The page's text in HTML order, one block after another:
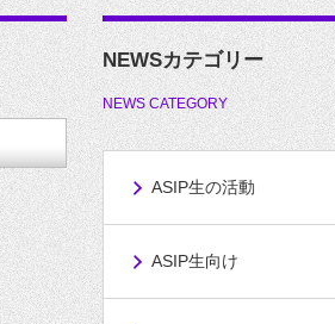
NEWSカテゴリー
NEWS CATEGORY
ASIP生の活動
ASIP生向け